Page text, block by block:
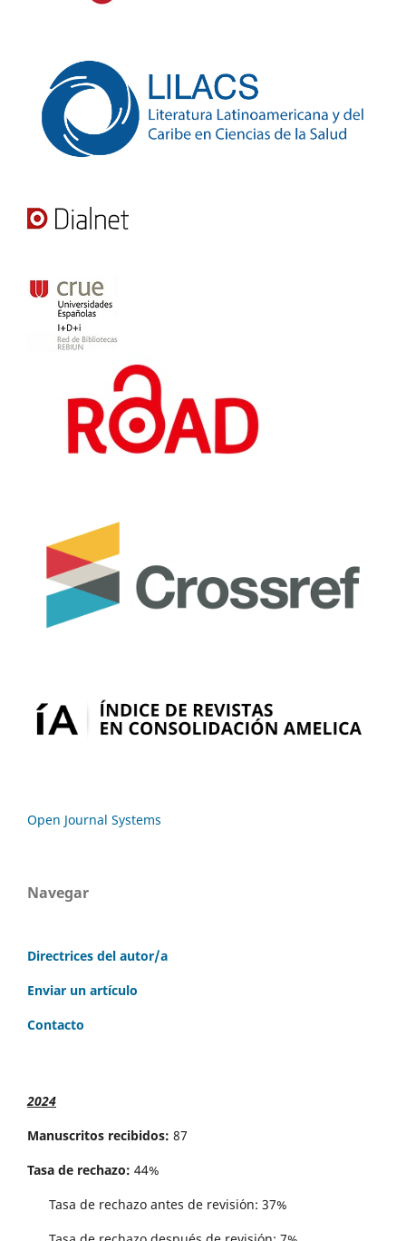
Open Journal Systems
Navegar
Directrices del autor/a
Enviar un artículo
Contacto
2024
Manuscritos recibidos: 87
Tasa de rechazo: 44%
Tasa de rechazo antes de revisi´on: 37%